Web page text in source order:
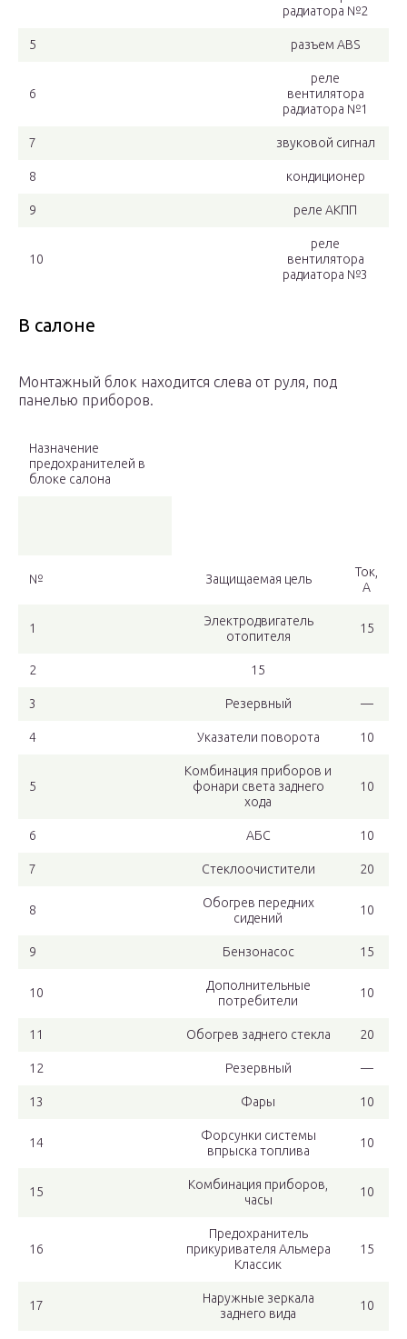
радиатора №2
5 разъем ABS
6
реле
вентилятора
радиатора №1
7 звуковой сигнал
8 кондиционер
9 реле АКПП
10
реле
вентилятора
радиатора №3
В салоне
Монтажный блок находится слева от руля, под
панелью приборов.
Назначение
предохранителей в
блоке салона
№ Защищаемая цель
Ток,
А
1
Электродвигатель
отопителя
15
2 15
3 Резервный —
4 Указатели поворота 10
5
Комбинация приборов и
фонари света заднего
хода
10
6 АБС 10
7 Стеклоочистители 20
8
Обогрев передних
сидений
10
9 Бензонасос 15
10
Дополнительные
потребители
10
11 Обогрев заднего стекла 20
12 Резервный —
13 Фары 10
14
Форсунки системы
впрыска топлива
10
15
Комбинация приборов,
часы
10
16
Предохранитель
прикуривателя Альмера
Классик
15
17
Наружные зеркала
заднего вида
10